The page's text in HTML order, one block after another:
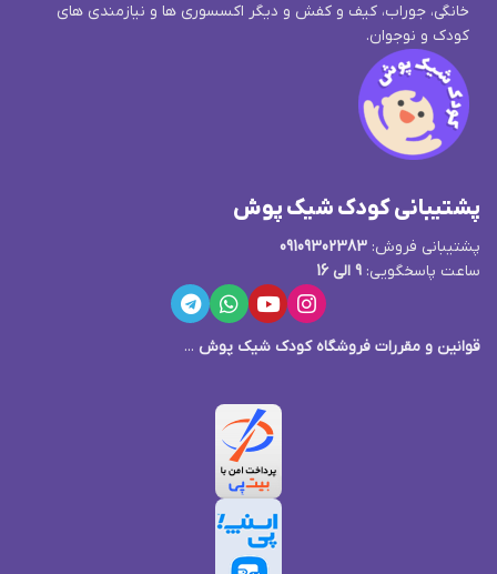
خانگی، جوراب، کیف و کفش و دیگر اکسسوری ها و نیازمندی های
کودک و نوجوان.
پشتیبانی کودک شیک پوش
پشتیبانی فروش: 09109302383
ساعت پاسخگویی: 9 الی 16
قوانین و مقررات فروشگاه کودک شیک پوش ...